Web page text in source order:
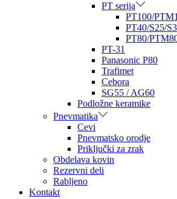
PT serija
PT100/
PT40/S25/
PT80/
PT-31
Panasonic P80
Trafimet
Cebora
SG55 / AG60
Podložne keramike
Pnevmatika
Cevi
Pnevmatsko orodje
Priključki za zrak
Obdelava kovin
Rezervni deli
Rabljeno
Kontakt